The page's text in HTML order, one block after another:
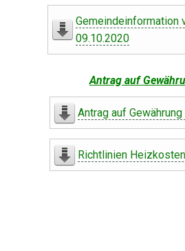
Gemeindeinformation
09.10.2020
Antrag auf
Antrag auf
Richtlinien